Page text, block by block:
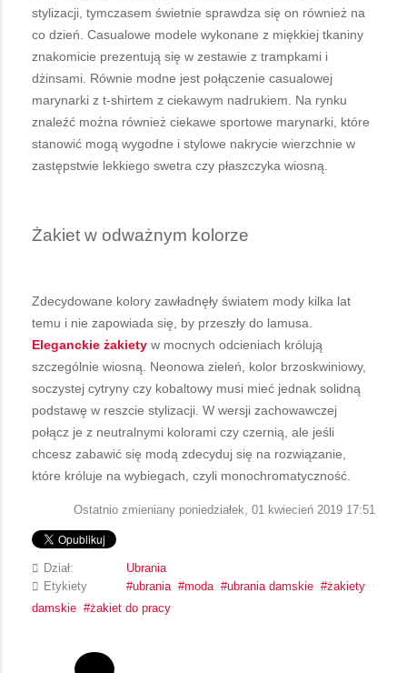
stylizacji, tymczasem świetnie sprawdza się on również na
co dzień. Casualowe modele wykonane z miękkiej tkaniny
znakomicie prezentują się w zestawie z trampkami i
dżinsami. Równie modne jest połączenie casualowej
marynarki z t-shirtem z ciekawym nadrukiem. Na rynku
znaleźć można również ciekawe sportowe marynarki, które
stanowić mogą wygodne i stylowe nakrycie wierzchnie w
zastępstwie lekkiego swetra czy płaszczyka wiosną.
Żakiet w odważnym kolorze
Zdecydowane kolory zawładnęły światem mody kilka lat
temu i nie zapowiada się, by przeszły do lamusa.
Eleganckie żakiety w mocnych odcieniach królują
szczególnie wiosną. Neonowa zieleń, kolor brzoskwiniowy,
soczystej cytryny czy kobaltowy musi mieć jednak solidną
podstawę w reszcie stylizacji. W wersji zachowawczej
połącz je z neutralnymi kolorami czy czernią, ale jeśli
chcesz zabawić się modą zdecyduj się na rozwiązanie,
które króluje na wybiegach, czyli monochromatyczność.
Ostatnio zmieniany poniedziałek, 01 kwiecień 2019 17:51
Dział:
Ubrania
Etykiety
ubrania moda ubrania damskie
żakiety
damskie
żakiet do pracy